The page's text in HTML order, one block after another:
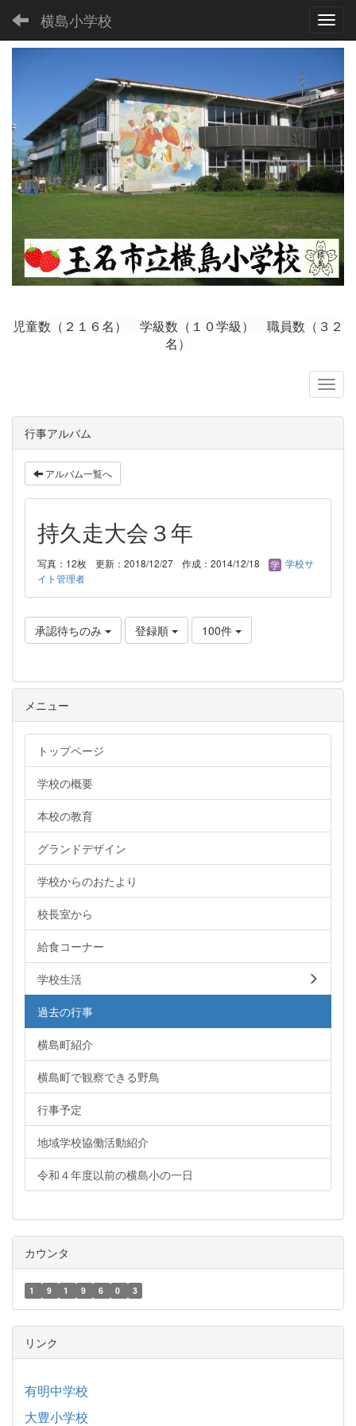
横島小学校
児童数（２１６名） 学級数（１０学級） 職員数（３２
名）
行事アルバム
アルバム一覧へ
持久走大会３年
写真：12枚 更新：2018/12/27 作成：2014/12/18
学校サ
イト管理者
承認待ちのみ 登録順 100件
メニュー
トップページ
学校の概要
本校の教育
グランドデザイン
学校からのおたより
校長室から
給食コーナー
学校生活
過去の行事
横島町紹介
横島町で観察できる野鳥
行事予定
地域学校協働活動紹介
令和４年度以前の横島小の一日
カウンタ
1 9 1 9 6 0 3
リンク
有明中学校
大豊小学校